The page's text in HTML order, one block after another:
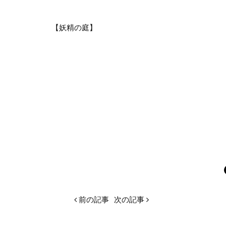
【妖精の庭】
前の記事 次の記事